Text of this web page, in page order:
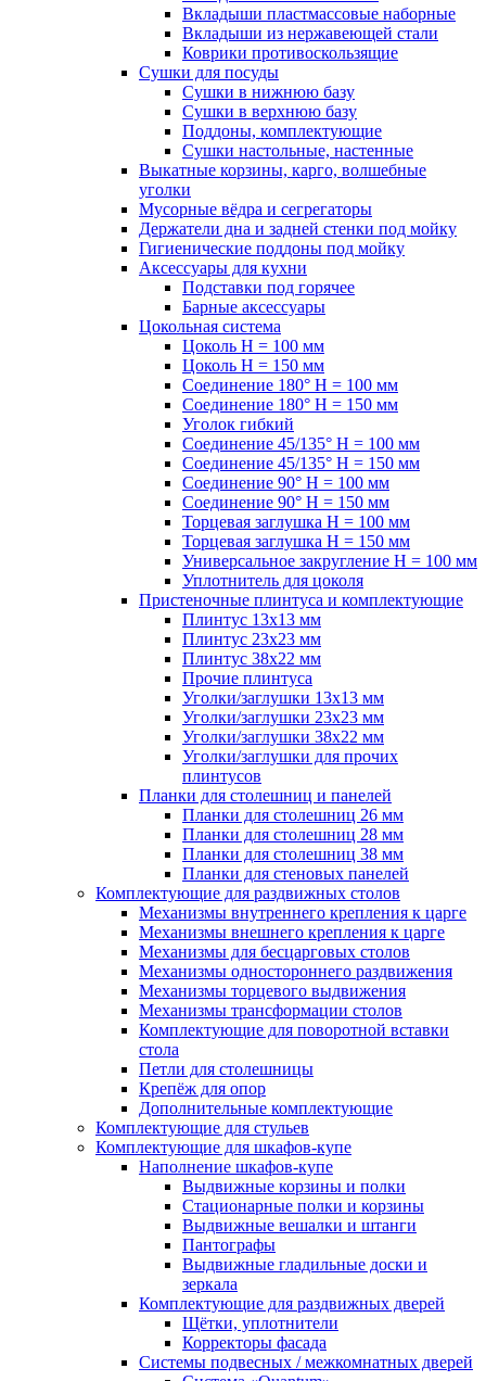
Вкладыши пластмассовые наборные
Вкладыши из нержавеющей стали
Коврики противоскользящие
Сушки для посуды
Сушки в нижнюю базу
Сушки в верхнюю базу
Поддоны, комплектующие
Сушки настольные, настенные
Выкатные корзины, карго, волшебные
уголки
Мусорные вёдра и сегрегаторы
Держатели дна и задней стенки под мойку
Гигиенические поддоны под мойку
Аксессуары для кухни
Подставки под горячее
Барные аксессуары
Цокольная система
Цоколь H = 100 мм
Цоколь H = 150 мм
Соединение 180° H = 100 мм
Соединение 180° H = 150 мм
Уголок гибкий
Соединение 45/135° H = 100 мм
Соединение 45/135° H = 150 мм
Соединение 90° H = 100 мм
Соединение 90° H = 150 мм
Торцевая заглушка H = 100 мм
Торцевая заглушка H = 150 мм
Универсальное закругление H = 100 мм
Уплотнитель для цоколя
Пристеночные плинтуса и комплектующие
Плинтус 13х13 мм
Плинтус 23х23 мм
Плинтус 38х22 мм
Прочие плинтуса
Уголки/заглушки 13х13 мм
Уголки/заглушки 23х23 мм
Уголки/заглушки 38х22 мм
Уголки/заглушки для прочих
плинтусов
Планки для столешниц и панелей
Планки для столешниц 26 мм
Планки для столешниц 28 мм
Планки для столешниц 38 мм
Планки для стеновых панелей
Комплектующие для раздвижных столов
Механизмы внутреннего крепления к царге
Механизмы внешнего крепления к царге
Механизмы для бесцарговых столов
Механизмы одностороннего раздвижения
Механизмы торцевого выдвижения
Механизмы трансформации столов
Комплектующие для поворотной вставки
стола
Петли для столешницы
Крепёж для опор
Дополнительные комплектующие
Комплектующие для стульев
Комплектующие для шкафов-купе
Наполнение шкафов-купе
Выдвижные корзины и полки
Стационарные полки и корзины
Выдвижные вешалки и штанги
Пантографы
Выдвижные гладильные доски и
зеркала
Комплектующие для раздвижных дверей
Щётки, уплотнители
Корректоры фасада
Системы подвесных / межкомнатных дверей